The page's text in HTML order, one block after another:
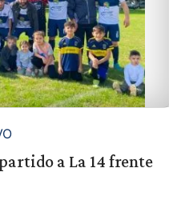
a La 14 frente